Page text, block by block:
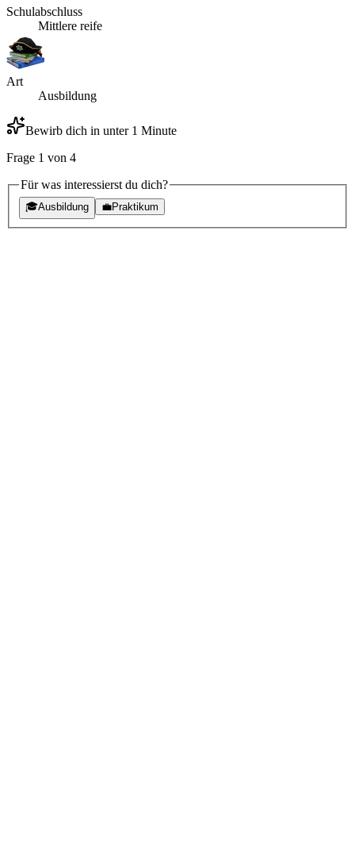
Schulabschluss
Mittlere reife
Art
Ausbildung
Bewirb dich in unter 1 Minute
Frage 1 von 4
Für was interessierst du dich?
🎓Ausbildung 💼Praktikum